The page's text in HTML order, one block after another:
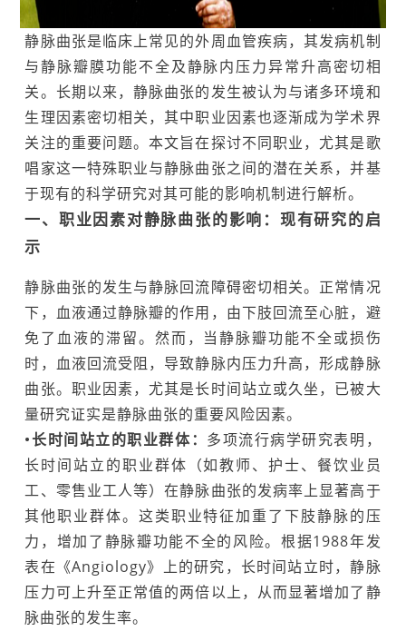
静脉曲张是临床上常见的外周血管疾病，其发病机制
与静脉瓣膜功能不全及静脉内压力异常升高密切相
关。长期以来，静脉曲张的发生被认为与诸多环境和
生理因素密切相关，其中职业因素也逐渐成为学术界
关注的重要问题。本文旨在探讨不同职业，尤其是歌
唱家这一特殊职业与静脉曲张之间的潜在关系，并基
于现有的科学研究对其可能的影响机制进行解析。
一、职业因素对静脉曲张的影响：现有研究的启
示
静脉曲张的发生与静脉回流障碍密切相关。正常情况
下，血液通过静脉瓣的作用，由下肢回流至心脏，避
免了血液的滞留。然而，当静脉瓣功能不全或损伤
时，血液回流受阻，导致静脉内压力升高，形成静脉
曲张。职业因素，尤其是长时间站立或久坐，已被大
量研究证实是静脉曲张的重要风险因素。
•长时间站立的职业群体： 多项流行病学研究表明，
长时间站立的职业群体（如教师、护士、餐饮业员
工、零售业工人等）在静脉曲张的发病率上显著高于
其他职业群体。这类职业特征加重了下肢静脉的压
力，增加了静脉瓣功能不全的风险。根据1988年发
表在《Angiology》上的研究，长时间站立时，静脉
压力可上升至正常值的两倍以上，从而显著增加了静
脉曲张的发生率。